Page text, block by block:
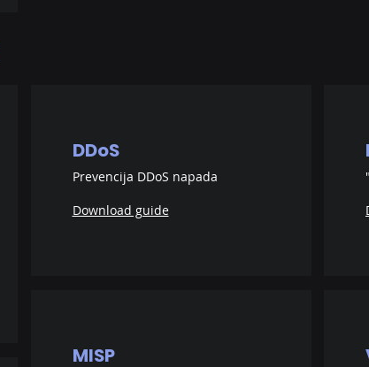
DDoS
Prevencija DDoS napada
Download guide
MISP